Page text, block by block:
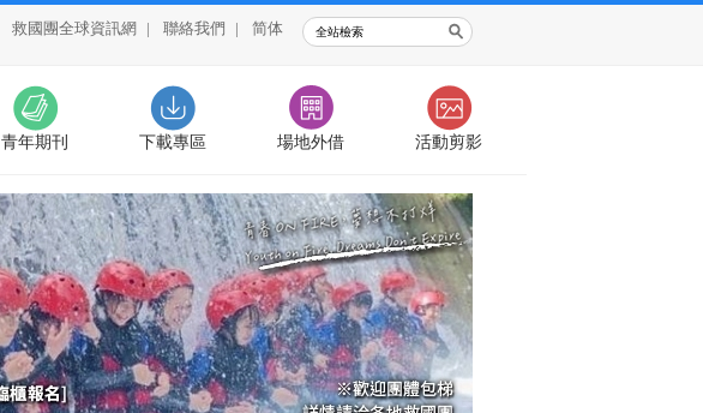
救國團全球資訊網 | 聯絡我們 | 简体
青年期刊 下載專區 場地外借 活動剪影